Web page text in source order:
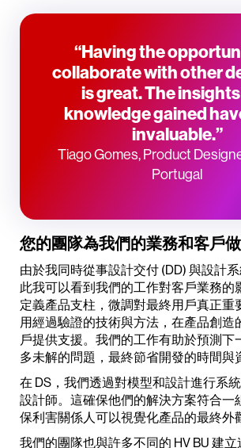
“Having the
collaborate with other
is great. The
knowledge gained
invaluable.”
Tiago Gomes, Product
Portugal
您的團隊為我們的業務和客戶
由於我同時從事設計交付 (DD) 與設計
此我可以看到我們的工作對客戶業務的
定義產品支柱，微調對最終用戶真正重
用經過驗證的技術與方法，在產品創造
戶提供支援。我們的工作有助於預測下
多未解的問題，最終節省開發的時間與
在 DS，我們透過對模型和設計進行系
設計師。這確保他們的解決方案符合一
保利害關係人可以視覺化產品的最終外
我們的團隊也與許多不同的 HV BU 建